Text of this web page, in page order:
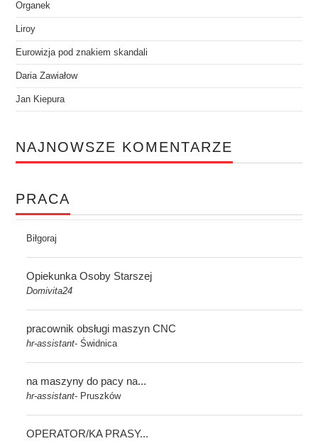
Organek
Liroy
Eurowizja pod znakiem skandali
Daria Zawiałow
Jan Kiepura
NAJNOWSZE KOMENTARZE
PRACA
Biłgoraj
Opiekunka Osoby Starszej
Domivita24
pracownik obsługi maszyn CNC
hr-assistant-Świdnica
na maszyny do pacy na...
hr-assistant- Pruszków
OPERATOR/KA PRASY...